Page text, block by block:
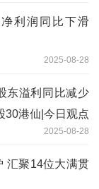
利润同比下滑
2025-08-28
东溢利同比减少
30港仙|今日观点
2025-08-28
汇聚14位大满贯